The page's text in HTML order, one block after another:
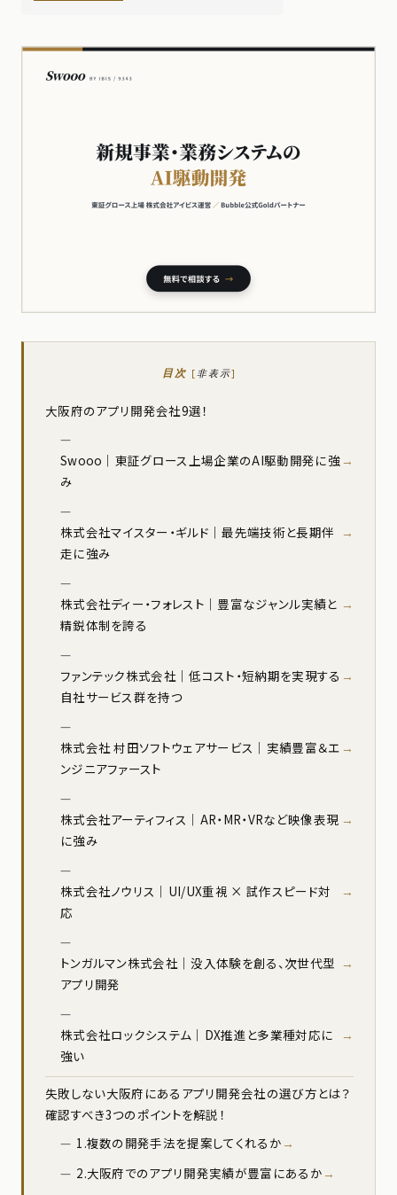
目次 [非表示]
大阪府のアプリ開発会社9選！
Swooo｜東証グロース上場企業のAI駆動開発に強
み
株式会社マイスター・ギルド｜最先端技術と長期伴
走に強み
株式会社ディー・フォレスト｜豊富なジャンル実績と
精鋭体制を誇る
ファンテック株式会社｜低コスト・短納期を実現する
自社サービス群を持つ
株式会社 村田ソフトウェアサービス｜実績豊富＆エ
ンジニアファースト
株式会社アーティフィス｜AR・MR・VRなど映像表現
に強み
株式会社ノウリス｜UI/UX重視 × 試作スピード対
応
トンガルマン株式会社｜没入体験を創る、次世代型
アプリ開発
株式会社ロックシステム｜DX推進と多業種対応に
強い
失敗しない大阪府にあるアプリ開発会社の選び方とは？
確認すべき3つのポイントを解説！
1.複数の開発手法を提案してくれるか
2.大阪府でのアプリ開発実績が豊富にあるか